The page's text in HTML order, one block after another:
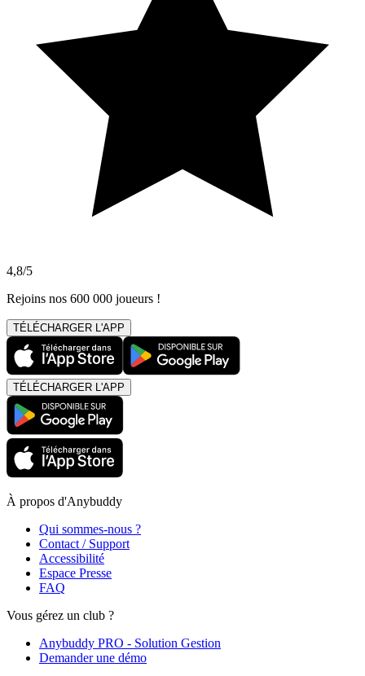
4,8/5
Rejoins nos 600 000 joueurs !
TÉLÉCHARGER L'APP
TÉLÉCHARGER L'APP
À propos d'Anybuddy
Qui sommes-nous ?
Contact / Support
Accessibilité
Espace Presse
FAQ
Vous gérez un club ?
Anybuddy PRO - Solution Gestion
Demander une démo